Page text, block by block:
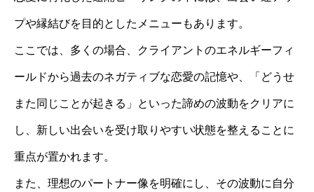
プや縁結びを目的としたメニューもあります。
ここでは、多くの場合、クライアントのエネルギーフィ
ールドから過去のネガティブな恋愛の記憶や、「どうせ
また同じことが起きる」といった諦めの波動をクリアに
し、新しい出会いを受け取りやすい状態を整えることに
重点が置かれます。
また、理想のパートナー像を明確にし、その波動に自分